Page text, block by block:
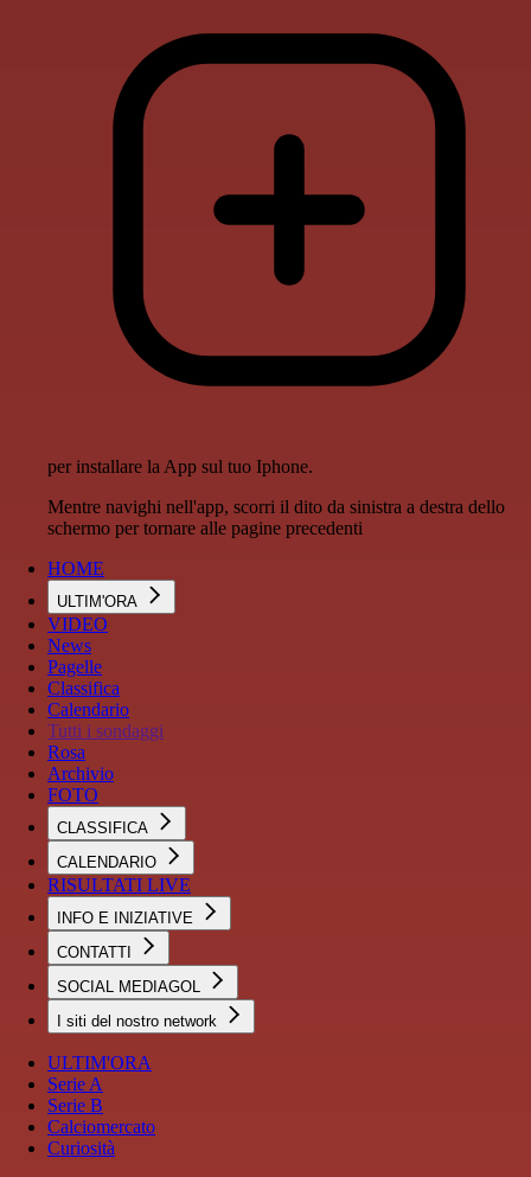
per installare la App sul tuo Iphone.
Mentre navighi nell'app, scorri il dito da sinistra a destra dello
schermo per tornare alle pagine precedenti
HOME
ULTIM'ORA
VIDEO
News
Pagelle
Classifica
Calendario
Tutti i sondaggi
Rosa
Archivio
FOTO
CLASSIFICA
CALENDARIO
RISULTATI LIVE
INFO E INIZIATIVE
CONTATTI
SOCIAL MEDIAGOL
I siti del nostro network
ULTIM'ORA
Serie A
Serie B
Calciomercato
Curiosità